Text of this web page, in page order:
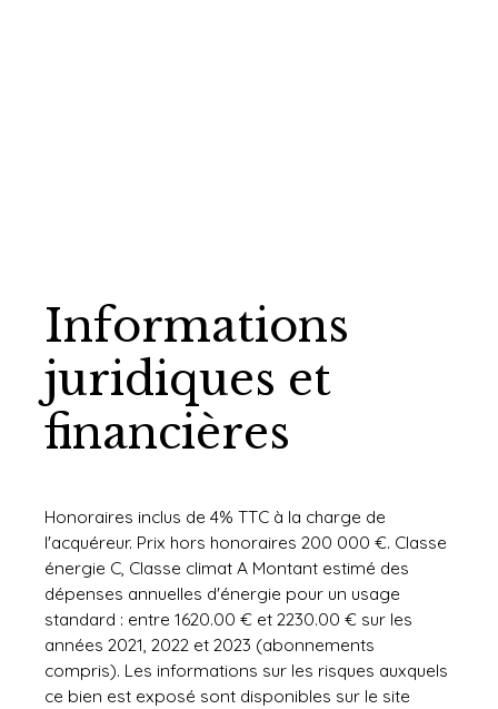
Informations
juridiques et
financières
Honoraires inclus de 4% TTC à la charge de
l'acquéreur. Prix hors honoraires 200 000 €. Classe
énergie C, Classe climat A Montant estimé des
dépenses annuelles d'énergie pour un usage
standard : entre 1620.00 € et 2230.00 € sur les
années 2021, 2022 et 2023 (abonnements
compris). Les informations sur les risques auxquels
ce bien est exposé sont disponibles sur le site